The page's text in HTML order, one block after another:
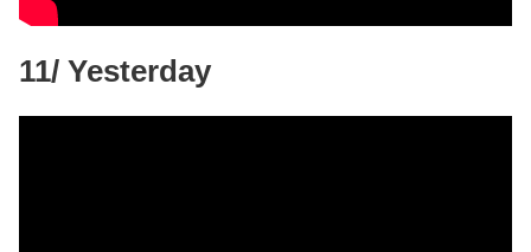
11/ Yesterday